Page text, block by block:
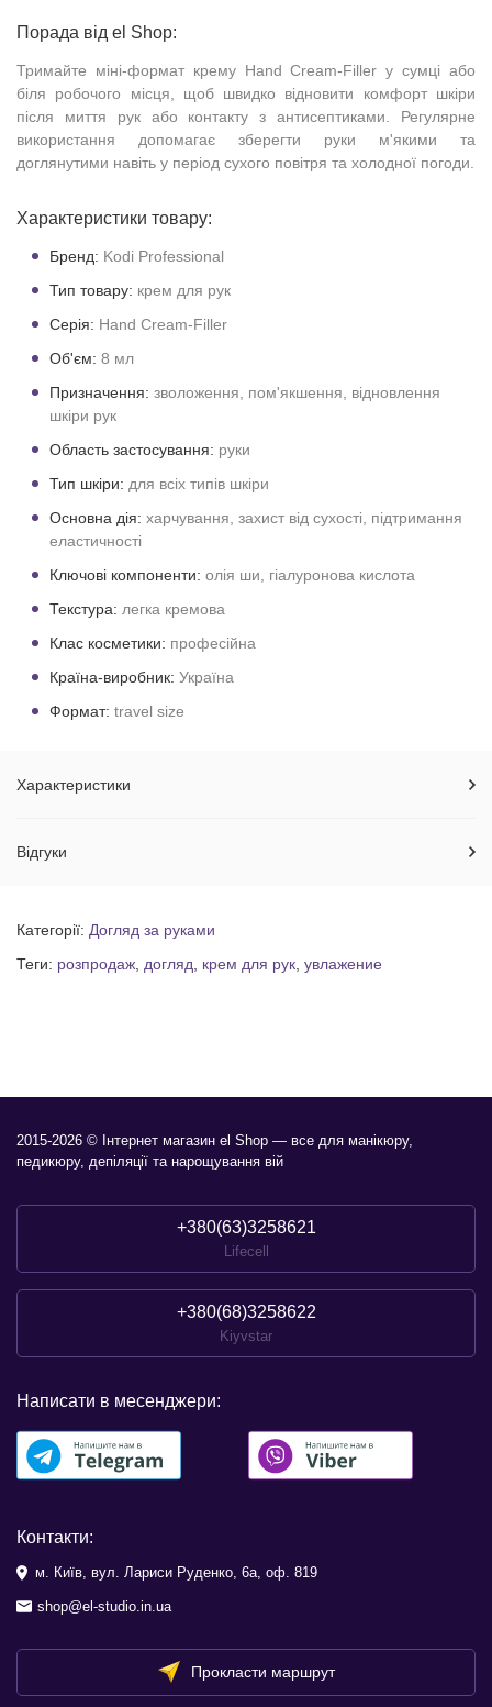
Порада від el Shop:
Тримайте міні-формат крему Hand Cream-Filler у сумці або
біля робочого місця, щоб швидко відновити комфорт шкіри
після миття рук або контакту з антисептиками. Регулярне
використання допомагає зберегти руки м'якими та
доглянутими навіть у період сухого повітря та холодної погоди.
Характеристики товару:
Бренд: Kodi Professional
Тип товару: крем для рук
Серія: Hand Cream-Filler
Об'єм: 8 мл
Призначення: зволоження, пом'якшення, відновлення
шкіри рук
Область застосування: руки
Тип шкіри: для всіх типів шкіри
Основна дія: харчування, захист від сухості, підтримання
еластичності
Ключові компоненти: олія ши, гіалуронова кислота
Текстура: легка кремова
Клас косметики: професійна
Країна-виробник: Україна
Формат: travel size
Характеристики
Відгуки
Категорії: Догляд за руками
Теги: розпродаж догляд крем для рук увлажение
2015-2026 © Інтернет магазин el Shop — все для манікюру,
педикюру, депіляції та нарощування вій
+380(63)3258621
Lifecell
+380(68)3258622
Kiyvstar
Написати в месенджери:
Контакти:
м. Київ, вул. Лариси Руденко, 6а, оф. 819
shop@el-studio.in.ua
Прокласти маршрут